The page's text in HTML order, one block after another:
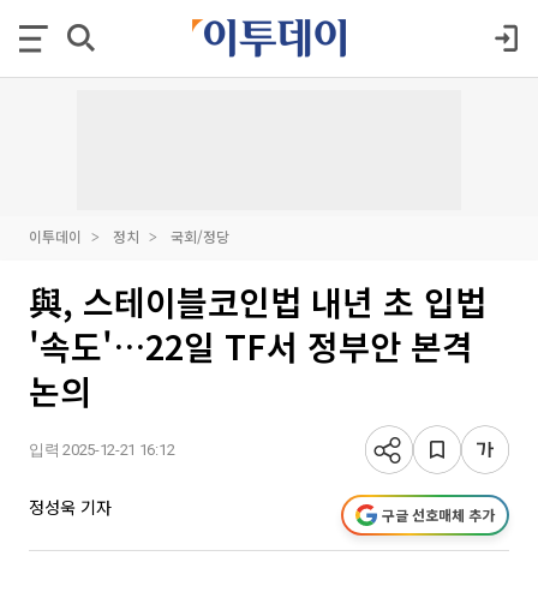
이투데이 정치 국회/정당
與, 스테이블코인법 내년 초 입법
'속도'…22일 TF서 정부안 본격
논의
입력 2025-12-21 16:12
정성욱 기자 구글 선호매체 추가